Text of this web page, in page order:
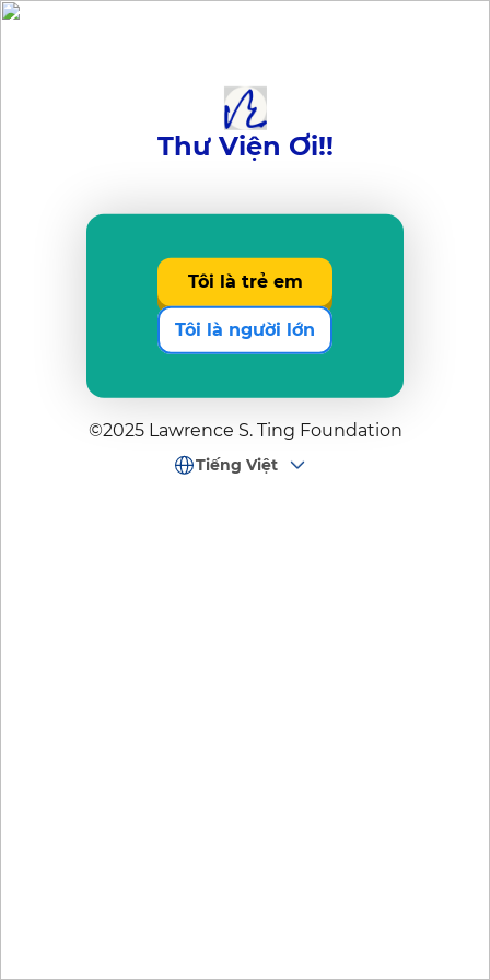
Thư Viện Ơi!!
Tôi là trẻ em
Tôi là người lớn
©2025 Lawrence S. Ting Foundation
Tiếng Việt